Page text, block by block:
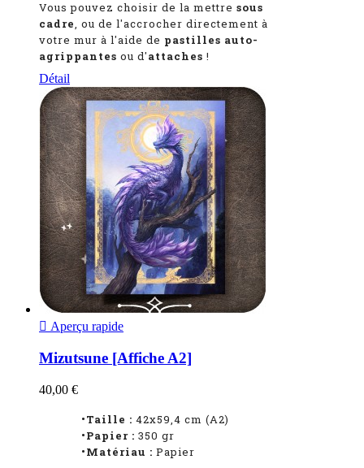
Vous pouvez choisir de la mettre sous
cadre, ou de l'accrocher directement à
votre mur à l'aide de pastilles auto-
agrippantes ou d'attaches !
Détail
 Aperçu rapide
Mizutsune [Affiche A2]
40,00 €
•Taille : 42x59,4 cm (A2)
•Papier : 350 gr
•Matériau : Papier